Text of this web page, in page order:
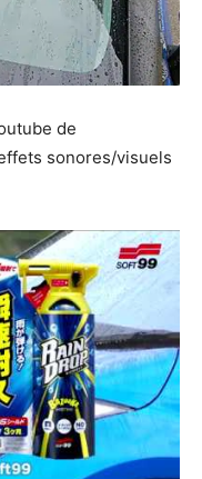
de
sonores/visuels